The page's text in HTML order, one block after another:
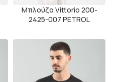
Μπλούζα Vittorio 200-
2425-007 PETROL